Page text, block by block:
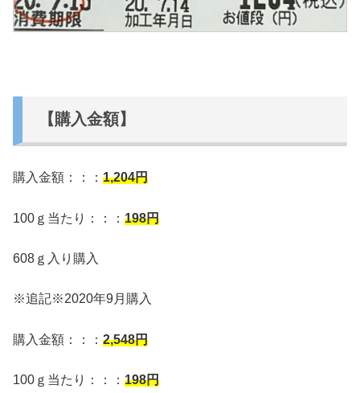
【購入金額】
購入金額：：： 1,204円
100ｇ当たり：：： 198円
608ｇ入り購入
※追記※2020年9月購入
購入金額：：： 2,548円
100ｇ当たり：：： 198円